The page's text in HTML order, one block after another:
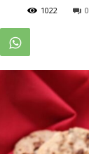
0
1022